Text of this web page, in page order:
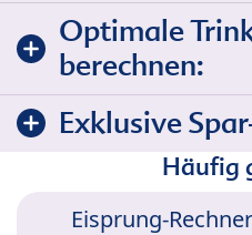
Optimale
berechnen:
Exklusive
Häufig
Eisprung-Rechner